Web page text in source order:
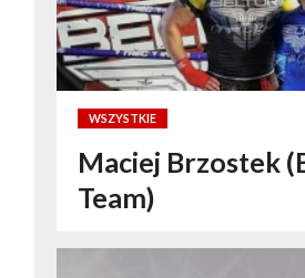
WSZYSTKIE
Maciej Brzostek
Team)